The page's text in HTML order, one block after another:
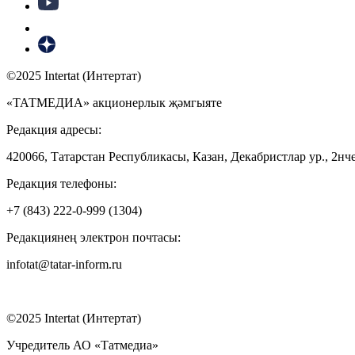
©2025 Intertat (Интертат)
«ТАТМЕДИА» акционерлык җәмгыяте
Редакция адресы:
420066, Татарстан Республикасы, Казан, Декабристлар ур.,
Редакция телефоны:
+7 (843) 222-0-999 (1304)
Редакциянең электрон почтасы:
infotat@tatar-inform.ru
©2025 Intertat (Интертат)
Учредитель АО «Татмедиа»